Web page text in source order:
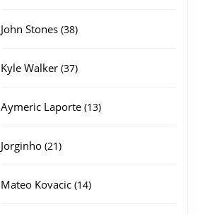
John Stones 3838
Kyle Walker 3737
Aymeric Laporte 1313
Jorginho 2121
Mateo Kovacic 1414